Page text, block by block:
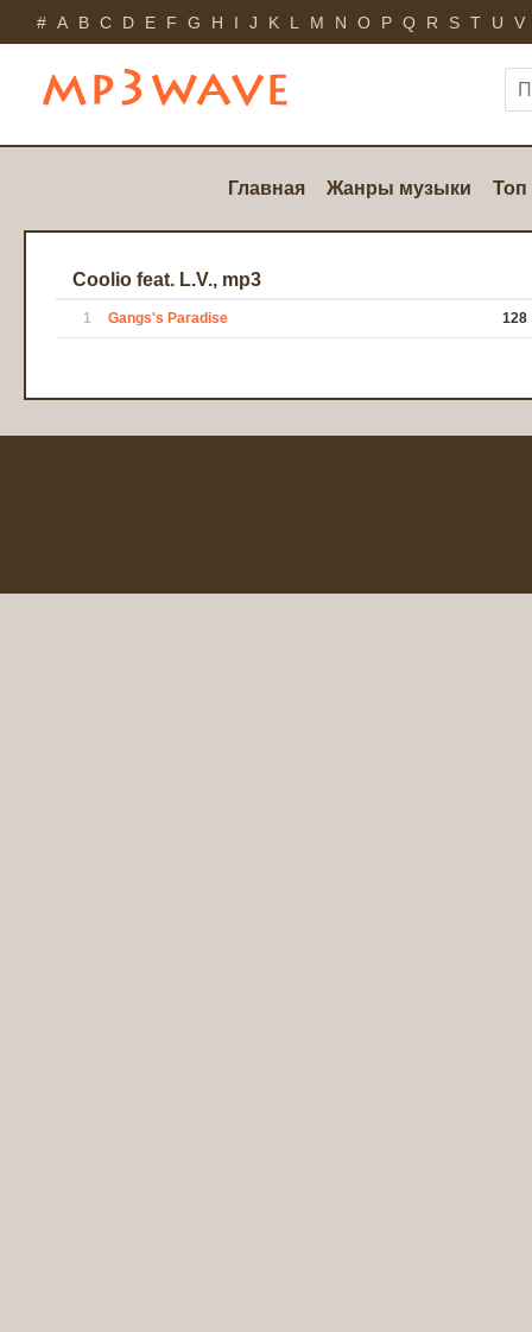
# A B C D E F G H I J K L M N O P Q R S T U V
Главная Жанры музыки Топ
Coolio feat. L.V., mp3
1 Gangs's Paradise 128